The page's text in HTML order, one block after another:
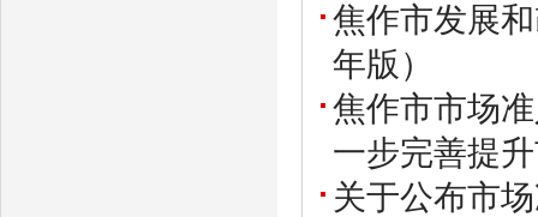
焦作市发展
年版）
焦作市市场
一步完善提
关于公布市